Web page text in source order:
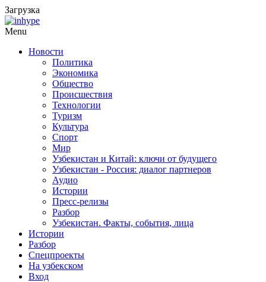
Загрузка
Menu
Новости
Политика
Экономика
Общество
Происшествия
Технологии
Туризм
Культура
Спорт
Мир
Узбекистан и Китай: ключи от будущего
Узбекистан - Россия: диалог партнеров
Аудио
Истории
Пресс-релизы
Разбор
Узбекистан. Факты, события, лица
Истории
Разбор
Спецпроекты
На узбекском
Вход